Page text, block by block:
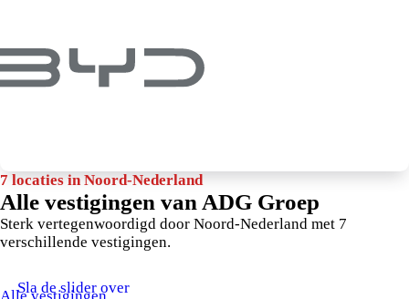
7 locaties in Noord-Nederland
Alle vestigingen van ADG Groep
Sterk vertegenwoordigd door Noord-Nederland met 7
verschillende vestigingen.
Alle vestigingen
Sla de slider over